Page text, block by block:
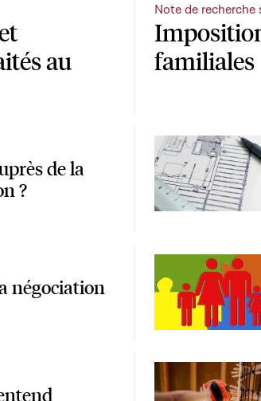
au
familiales
Note de
de la
?
négociation